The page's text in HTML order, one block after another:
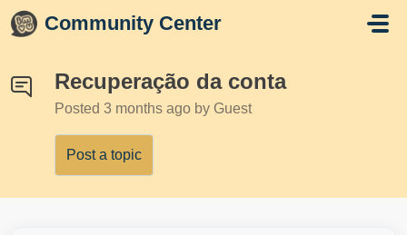
Skip to main content
Community Center
Recuperação da conta
Posted 3 months ago by Guest
Post a topic